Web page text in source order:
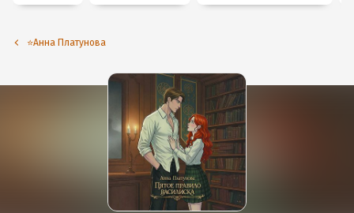
⭐️Анна Платунова